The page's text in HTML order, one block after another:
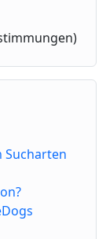
Sucharten